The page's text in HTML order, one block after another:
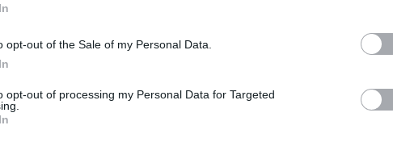
opt-out of the Sale of my Personal Data.
opt-out of processing my Personal Data for Targeted
są zgodni, że około połowę ofiar śmiertelnych koronawirusa to osoby z
RÓWNIEŻ:
przecenił hit do kuchni. Air fryer tańszy aż o 150 zł, a to dopiero